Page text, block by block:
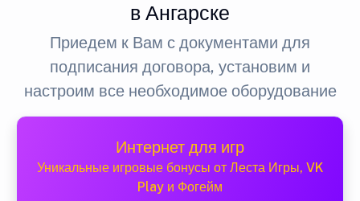
в Ангарске
Приедем к Вам с документами для
подписания договора, установим и
настроим все необходимое оборудование
Интернет для игр
Уникальные игровые бонусы от Леста Игры, VK
Play и Фогейм